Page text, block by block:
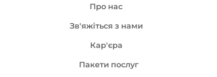
Про нас
Зв'яжіться з нами
Кар'єра
Пакети послуг